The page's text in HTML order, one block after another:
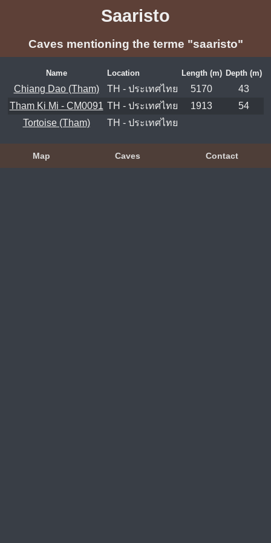
Saaristo
Caves mentioning the terme "saaristo"
Name Location Length (m) Depth (m)
Chiang Dao (Tham) TH - ประเทศไทย 5170
43
Tham Ki Mi - CM0091 TH - ประเทศไทย 1913
54
Tortoise (Tham)
TH - ประเทศไทย
Map Caves Contact